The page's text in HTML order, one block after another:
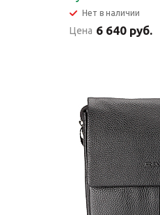
Нет в наличии
Цена 6 640 руб.